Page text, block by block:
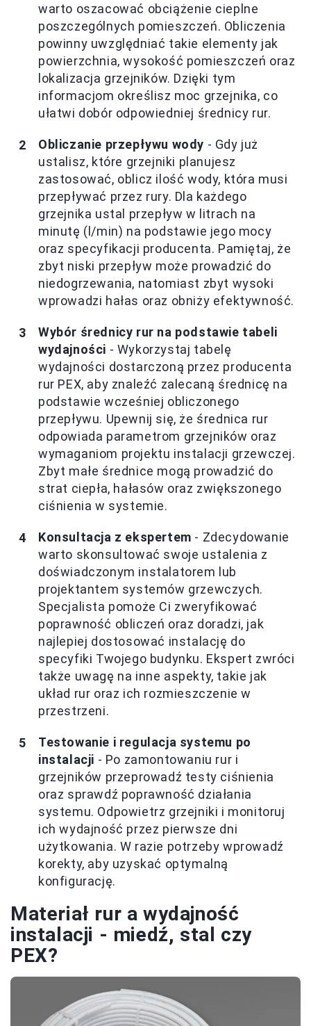
warto oszacować obciążenie cieplne
poszczególnych pomieszczeń. Obliczenia
powinny uwzględniać takie elementy jak
powierzchnia, wysokość pomieszczeń oraz
lokalizacja grzejników. Dzięki tym
informacjom określisz moc grzejnika, co
ułatwi dobór odpowiedniej średnicy rur.
Obliczanie przepływu wody - Gdy już
ustalisz, które grzejniki planujesz
zastosować, oblicz ilość wody, która musi
przepływać przez rury. Dla każdego
grzejnika ustal przepływ w litrach na
minutę (l/min) na podstawie jego mocy
oraz specyfikacji producenta. Pamiętaj, że
zbyt niski przepływ może prowadzić do
niedogrzewania, natomiast zbyt wysoki
wprowadzi hałas oraz obniży efektywność.
Wybór średnicy rur na podstawie tabeli
wydajności - Wykorzystaj tabelę
wydajności dostarczoną przez producenta
rur PEX, aby znaleźć zalecaną średnicę na
podstawie wcześniej obliczonego
przepływu. Upewnij się, że średnica rur
odpowiada parametrom grzejników oraz
wymaganiom projektu instalacji grzewczej.
Zbyt małe średnice mogą prowadzić do
strat ciepła, hałasów oraz zwiększonego
ciśnienia w systemie.
Konsultacja z ekspertem - Zdecydowanie
warto skonsultować swoje ustalenia z
doświadczonym instalatorem lub
projektantem systemów grzewczych.
Specjalista pomoże Ci zweryfikować
poprawność obliczeń oraz doradzi, jak
najlepiej dostosować instalację do
specyfiki Twojego budynku. Ekspert zwróci
także uwagę na inne aspekty, takie jak
układ rur oraz ich rozmieszczenie w
przestrzeni.
Testowanie i regulacja systemu po
instalacji - Po zamontowaniu rur i
grzejników przeprowadź testy ciśnienia
oraz sprawdź poprawność działania
systemu. Odpowietrz grzejniki i monitoruj
ich wydajność przez pierwsze dni
użytkowania. W razie potrzeby wprowadź
korekty, aby uzyskać optymalną
konfigurację.
Materiał rur a wydajność
instalacji - miedź, stal czy
PEX?